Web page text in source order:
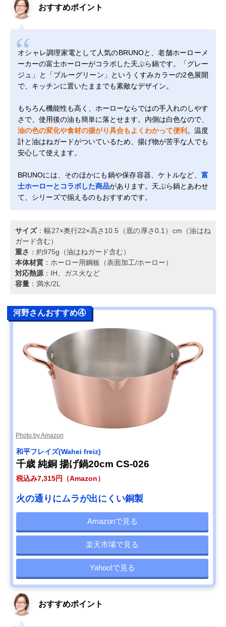
おすすめポイント
オシャレ調理家電として人気のBRUNOと、老舗ホーローメ
ーカーの富士ホーローがコラボした天ぷら鍋です。「グレー
ジュ」と「ブルーグリーン」というくすみカラーの2色展開
で、キッチンに置いたままでも素敵なデザイン。
もちろん機能性も高く、ホーローならではの手入れのしやす
さで、使用後の油も簡単に落とせます。内側は白色なので、
油の色の変化や食材の揚がり具合もよくわかって便利 。温度
計と油はねガードがついているため、揚げ物が苦手な人でも
安心して使えます。
BRUNOには、そのほかにも鍋や保存容器、ケトルなど、 富
士ホーローとコラボした商品があります。天ぷら鍋とあわせ
て、シリーズで揃えるのもおすすめです。
サイズ：幅27×奥行22×高さ10.5（底の厚さ0.1）cm（油はね
ガード含む）
重さ ：約975g（油はねガード含む）
本体材質 ：ホーロー用鋼板（表面加工/ホーロー）
対応熱源 ：IH、ガス火など
容量 ：満水/2L
河野さんおすすめ④
Photo by Amazon
和平フレイズ(Wahei freiz)
千歳 純銅 揚げ鍋20cm CS-026
税込み7,315円（Amazon）
火の通りにムラが出にくい銅製
Amazonで見る
楽天市場で見る
Yahoo!で見る
おすすめポイント